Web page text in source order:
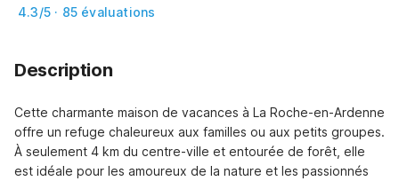
4.3/5 · 85 évaluations
Description
Cette charmante maison de vacances à La Roche-en-Ardenne
offre un refuge chaleureux aux familles ou aux petits groupes.
À seulement 4 km du centre-ville et entourée de forêt, elle
est idéale pour les amoureux de la nature et les passionnés